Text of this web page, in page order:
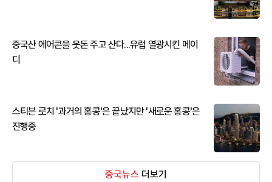
중국산 에어콘을 웃돈 주고 산다...유럽 열광시킨 메이
디
스티븐 로치 '과거의 홍콩'은 끝났지만 '새로운 홍콩'은
진행중
중국뉴스 더보기